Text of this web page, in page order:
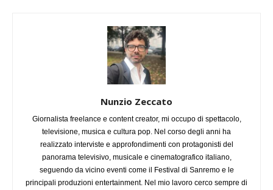
Nunzio Zeccato
Giornalista freelance e content creator, mi occupo di spettacolo,
televisione, musica e cultura pop. Nel corso degli anni ha
realizzato interviste e approfondimenti con protagonisti del
panorama televisivo, musicale e cinematografico italiano,
seguendo da vicino eventi come il Festival di Sanremo e le
principali produzioni entertainment. Nel mio lavoro cerco sempre di